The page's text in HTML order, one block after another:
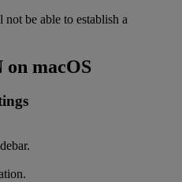
be able to establish a
on macOS